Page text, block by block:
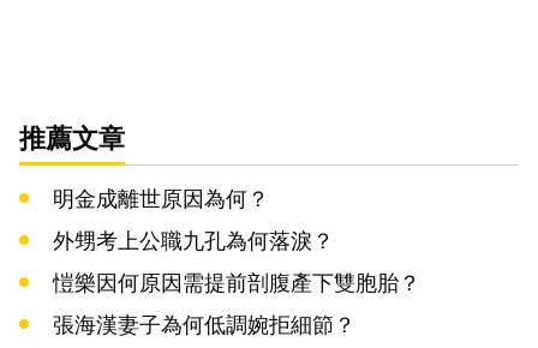
推薦文章
明金成離世原因為何？
外甥考上公職九孔為何落淚？
愷樂因何原因需提前剖腹產下雙胞胎？
張海漢妻子為何低調婉拒細節？